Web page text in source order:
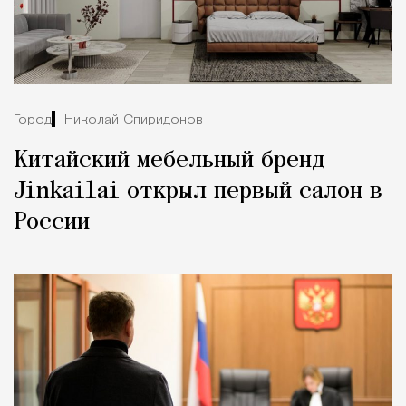
Город Николай Спиридонов
Китайский мебельный бренд
Jinkailai открыл первый салон в
России